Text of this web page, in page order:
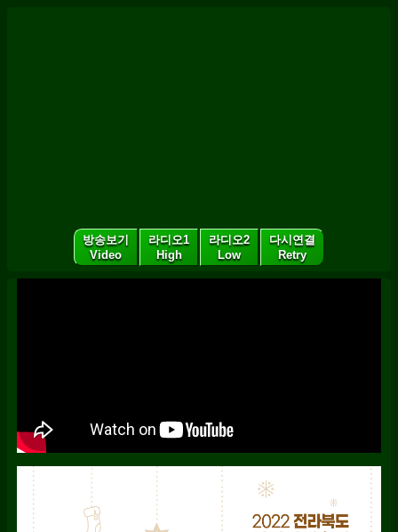
방송보기
Video
라디오1
High
라디오2
Low
다시연결
Retry